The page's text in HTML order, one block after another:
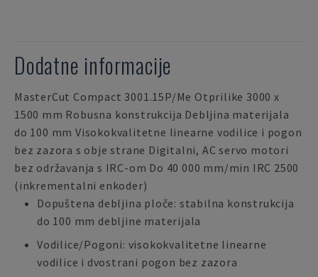
Dodatne informacije
MasterCut Compact 3001.15P/Me Otprilike 3000 x
1500 mm Robusna konstrukcija Debljina materijala
do 100 mm Visokokvalitetne linearne vodilice i pogon
bez zazora s obje strane Digitalni, AC servo motori
bez održavanja s IRC-om Do 40 000 mm/min IRC 2500
(inkrementalni enkoder)
Dopuštena debljina ploče: stabilna konstrukcija
do 100 mm debljine materijala
Vodilice/Pogoni: visokokvalitetne linearne
vodilice i dvostrani pogon bez zazora